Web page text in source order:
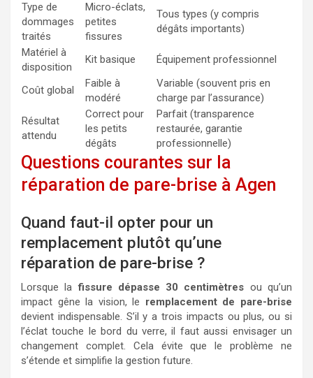
Type de
dommages
traités
Micro-éclats,
petites
fissures
Tous types (y compris
dégâts importants)
Matériel à
disposition
Kit basique Équipement professionnel
Coût global
Faible à
modéré
Variable (souvent pris en
charge par l’assurance)
Résultat
attendu
Correct pour
les petits
dégâts
Parfait (transparence
restaurée, garantie
professionnelle)
Questions courantes sur la
réparation de pare-brise à Agen
Quand faut-il opter pour un
remplacement plutôt qu’une
réparation de pare-brise ?
Lorsque lafissure dépasse 30 centimètres ou qu’un
impact gêne la vision, le remplacement de pare-brise
devient indispensable. S’il y a trois impacts ou plus, ou si
l’éclat touche le bord du verre, il faut aussi envisager un
changement complet. Cela évite que le problème ne
s’étende et simplifie la gestion future.